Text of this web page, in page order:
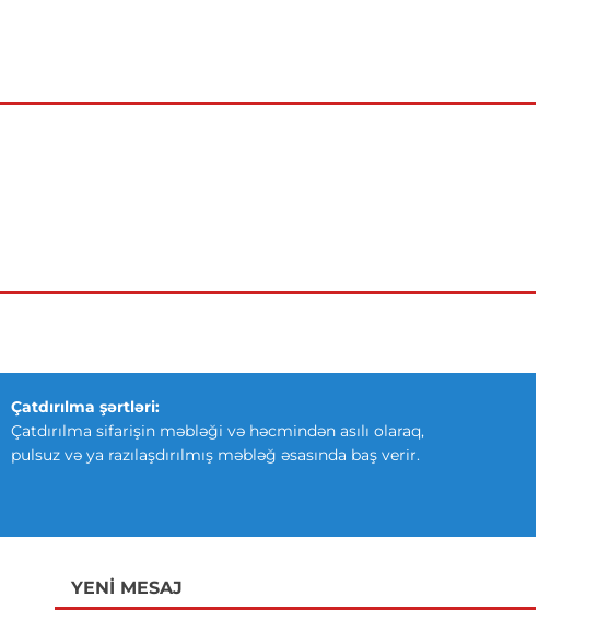
Çatdırılma şərtləri:
Çatdırılma sifarişin məbləği və həcmindən asılı olaraq,
pulsuz və ya razılaşdırılmış məbləğ əsasında baş verir.
YENI MESAJ